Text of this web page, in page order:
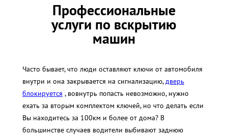
Профессиональные
услуги по вскрытию
машин
Часто бывает, что люди оставляют ключи от автомобиля
внутри и она закрывается на сигнализацию,дверь
блокируется , вовнутрь попасть невозможно, нужно
ехать за вторым комплектом ключей, но что делать если
Вы находитесь за 100км и более от дома? В
большинстве случаев водители выбивают заднюю